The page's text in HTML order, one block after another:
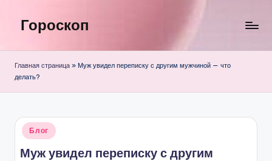
Перейти
содержимому
Гороскоп
Главная страница » Муж увидел переписку с другим мужчиной — что
делать?
Опубликовано
Блог
Муж увидел переписку с другим